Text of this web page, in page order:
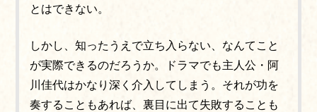
とはできない。
しかし、知ったうえで立ち入らない、なんてこと
が実際できるのだろうか。ドラマでも主人公・阿
川佳代はかなり深く介入してしまう。それが功を
奏することもあれば、裏目に出て失敗することも